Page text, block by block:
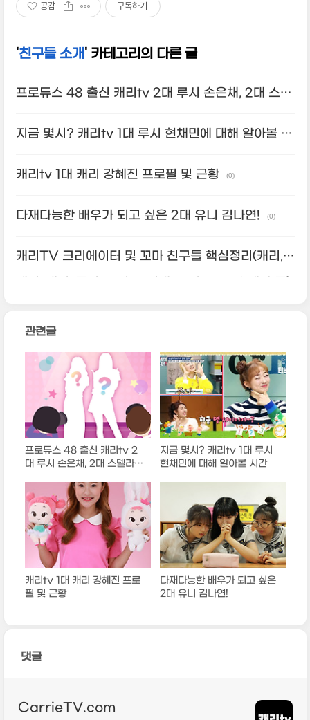
공감 구독하기
'친구들 소개' 카테고리의 다른 글
프로듀스 48 출신 캐리tv 2대 루시 손은채, 2대 스텔
지금 몇시? 캐리tv 1대 루시 현채민에 대해 알아볼 시
캐리tv 1대 캐리 강혜진 프로필 및 근황 (0)
다재다능한 배우가 되고 싶은 2대 유니 김나연! (0)
캐리TV 크리에이터 및 꼬마 친구들 핵심정리(캐리,
관련글
프로듀스 48 출신 캐리tv 2
대 루시 손은채, 2대 스텔라
지금 몇시? 캐리tv 1대 루시
현채민에 대해 알아볼 시간
캐리tv 1대 캐리 강혜진 프로
필 및 근황
다재다능한 배우가 되고 싶은
2대 유니 김나연!
댓글
CarrieTV.com